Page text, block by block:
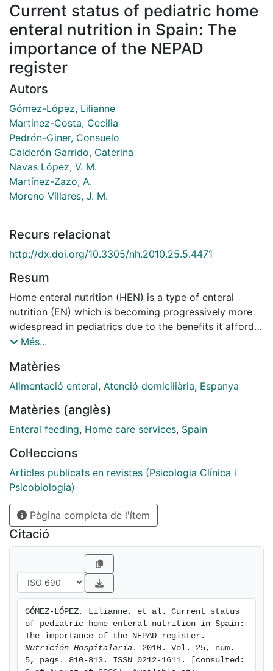
Current status of pediatric home
enteral nutrition in Spain: The
importance of the NEPAD
register
Autors
Gómez-López, Lilianne
Martinez-Costa, Cecilia
Pedrón-Giner, Consuelo
Calderón Garrido, Caterina
Navas López, V. M.
Martínez-Zazo, A.
Moreno Villares, J. M.
Recurs relacionat
http://dx.doi.org/10.3305/nh.2010.25.5.4471
Resum
Home enteral nutrition (HEN) is a type of enteral
nutrition (EN) which is becoming progressively more
widespread in pediatrics due to the benefits it affords
to patients, their families and to reducing hospital
in Spain as the data-base set up for this purpose is
still underused (Registro de Nutrición Enteral
thorough registration of patients in the NEPAD online
register will provide information about the
the population sector being administered HEN,
complications and developments. Likewise, forecast
and planning of the necessary resources could be
made while those in use could be analysed.
Més...
Matèries
Alimentació enteral, Atenció domiciliària, Espanya
Matèries (anglès)
Enteral feeding, Home care services, Spain
Col·leccions
Articles publicats en revistes (Psicologia Clínica i
Psicobiologia)
Pàgina completa de l'ítem
Citació
GÓMEZ-LÓPEZ, Lilianne, et al. Current status
of pediatric home enteral nutrition in Spain:
Nutrición Hospitalaria . 2010. Vol. 25, num.
5, pags. 810-813. ISSN 0212-1611. [consulted: